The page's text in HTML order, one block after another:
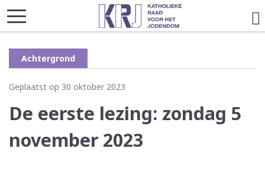
Achtergrond
Geplaatst op 30 oktober 2023
De eerste lezing: zondag 5
november 2023